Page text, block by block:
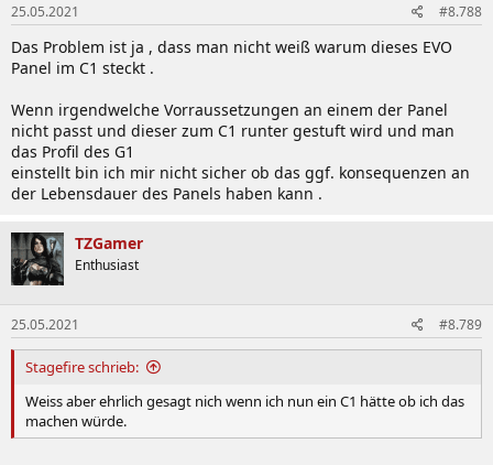
25.05.2021 #8.788
Das Problem ist ja , dass man nicht weiß warum dieses EVO
Panel im C1 steckt .
Wenn irgendwelche Vorraussetzungen an einem der Panel
nicht passt und dieser zum C1 runter gestuft wird und man
das Profil des G1
einstellt bin ich mir nicht sicher ob das ggf. konsequenzen an
der Lebensdauer des Panels haben kann .
TZGamer
Enthusiast
25.05.2021 #8.789
Stagefire schrieb:
Weiss aber ehrlich gesagt nich wenn ich nun ein C1 hätte ob ich das
machen würde.